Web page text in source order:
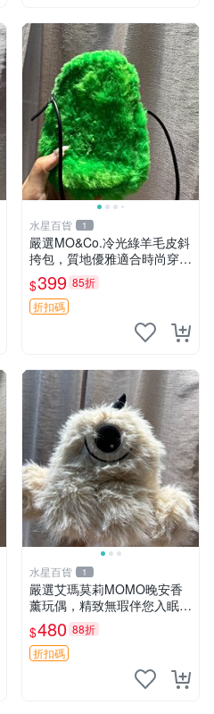
水星百貨 1
嚴選MO&Co.冷光綠羊毛皮斜
挎包，質地優雅適合時尚穿搭
冷光綠 皮包 斜挎包
$399 85折
折扣碼
水星百貨 1
嚴選艾瑪莫莉MOMO晚安香
薰玩偶，精致無瑕伴您入眠
晚安精靈 香薰玩具 玩偶收藏
$480 88折
折扣碼